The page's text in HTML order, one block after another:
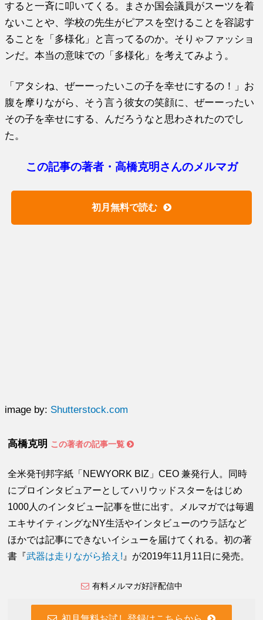
すると一斉に叩いてくる。まさか国会議員がスーツを着
ないことや、学校の先生がピアスを空けることを容認す
ることを「多様化」と言ってるのか。そりゃファッショ
ンだ。本当の意味での「多様化」を考えてみよう。
「アタシね、ぜーーったいこの子を幸せにするの！」お
腹を摩りながら、そう言う彼女の笑顔に、ぜーーったい
その子を幸せにする、んだろうなと思わされたのでし
た。
この記事の著者・高橋克明さんのメルマガ
初月無料で読む
image by: Shutterstock.com
高橋克明 この著者の記事一覧
全米発刊邦字紙「NEWYORK BIZ」CEO 兼発行人。同時
にプロインタビュアーとしてハリウッドスターをはじめ
1000人のインタビュー記事を世に出す。メルマガでは毎週
エキサイティングなNY生活やインタビューのウラ話など
ほかでは記事にできないイシューを届けてくれる。初の著
書『武器は走りながら拾え!』が2019年11月11日に発売。
有料メルマガ好評配信中